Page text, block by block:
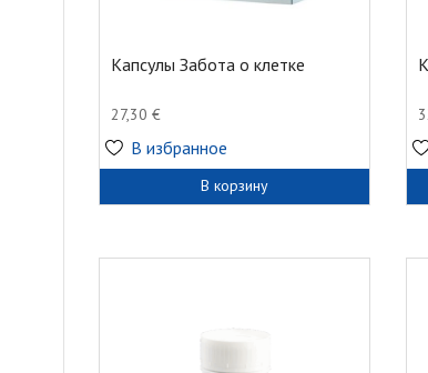
Капсулы Забота о клетке
27,30€
В избранное
В корзину